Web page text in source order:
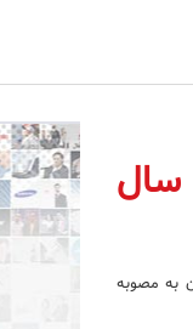
اعتراض به بازنشستگی پیش از موعد زنان با ۲۰ سال
به مصوبه